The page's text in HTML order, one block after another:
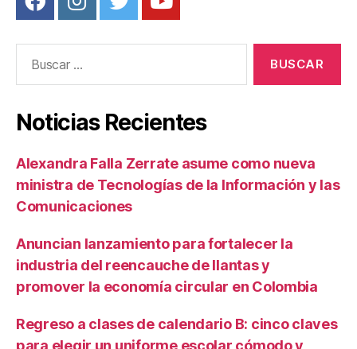
Noticias Recientes
Alexandra Falla Zerrate asume como nueva
ministra de Tecnologías de la Información y las
Comunicaciones
Anuncian lanzamiento para fortalecer la
industria del reencauche de llantas y
promover la economía circular en Colombia
Regreso a clases de calendario B: cinco claves
para elegir un uniforme escolar cómodo y